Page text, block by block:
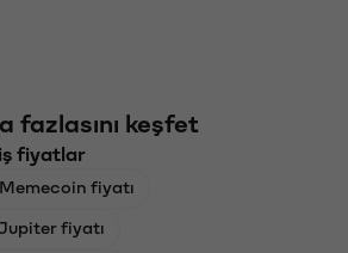
fazlasını keşfet
fiyatlar
fiyatı
fiyatı